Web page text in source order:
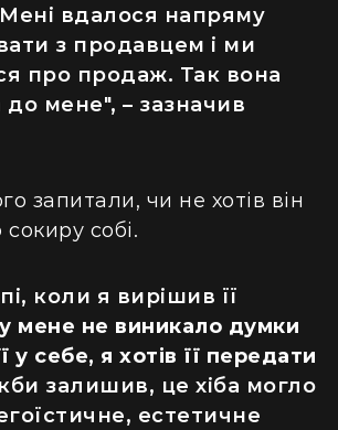
вдалося напряму
з продавцем і ми
про продаж. Так вона
мене", – зазначив
запитали, чи не хотів він
собі.
коли я вирішив її
у мене не виникало думки
у себе, я хотів її передати
залишив, це хіба могло
естетичне